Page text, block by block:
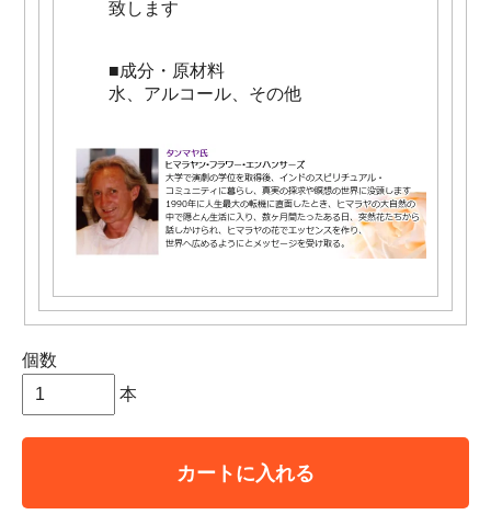
致します
■成分・原材料
水、アルコール、その他
個数
本
カートに入れる